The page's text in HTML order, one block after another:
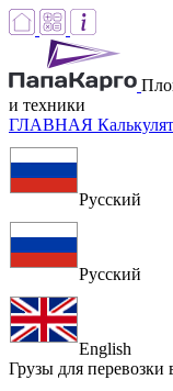
и техники
ГЛАВНАЯ
Русский
Русский
English
Грузы для перевозки